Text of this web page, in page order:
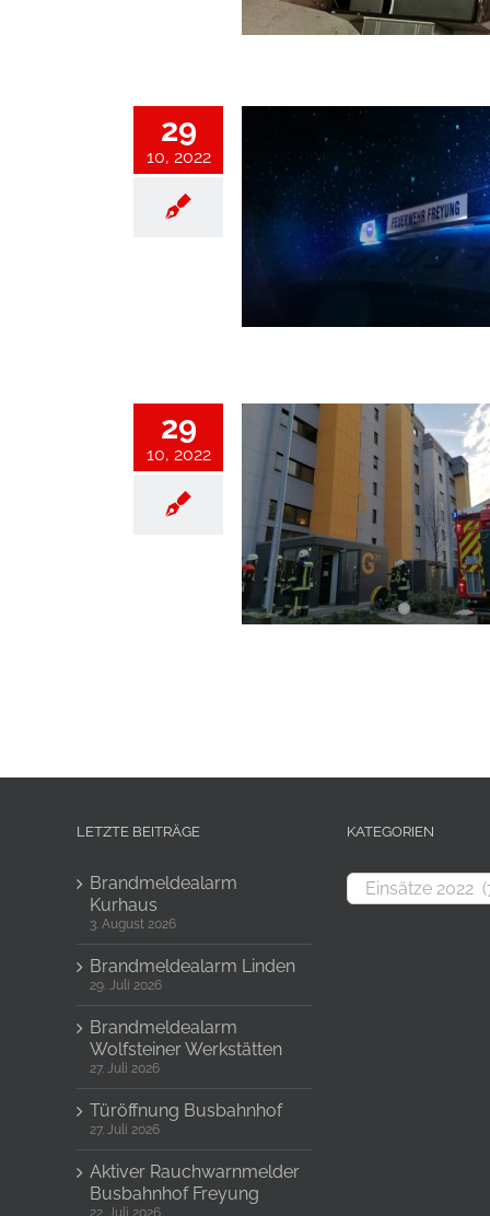
29
10, 2022
29
10, 2022
mit Person in Gefahr
LETZTE BEITRÄGE
Brandmeldealarm
Kurhaus
3. August 2026
Brandmeldealarm Linden
29. Juli 2026
Brandmeldealarm
Wolfsteiner Werkstätten
27. Juli 2026
Türöffnung Busbahnhof
27. Juli 2026
Aktiver Rauchwarnmelder
Busbahnhof Freyung
22. Juli 2026
KATEGORIEN
Kategorien